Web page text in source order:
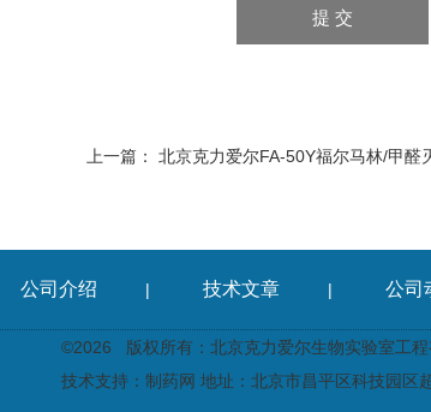
上一篇： 北京克力爱尔FA-50Y福尔马林/甲醛
公司介绍 | 技术文章 | 公司
©2026 版权所有：北京克力爱尔生物实验室工
技术支持： 制药网 地址：北京市昌平区科技园区